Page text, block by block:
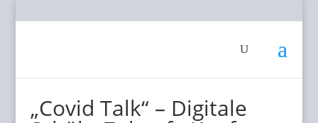
„Covid Talk“ – Digitale